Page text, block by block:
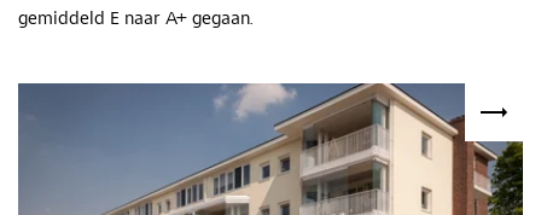
gemiddeld E naar A+ gegaan.